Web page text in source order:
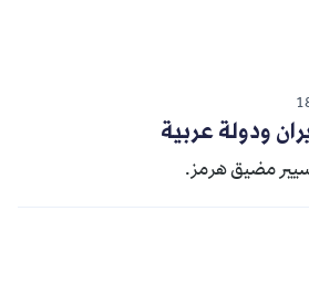
ودولة عربية
مضيق هرمز.